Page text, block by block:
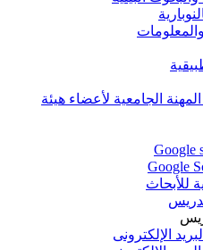
الجامعية لأعضاء هيئة
للأبحاث
الإلكترونى